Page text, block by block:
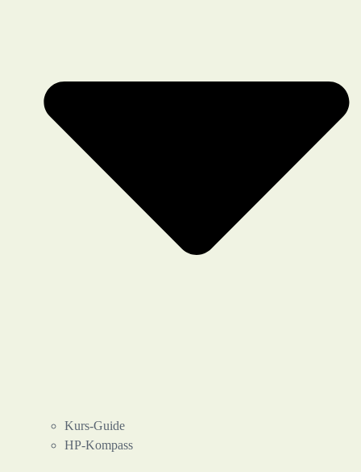
Kurs-Guide
HP-Kompass